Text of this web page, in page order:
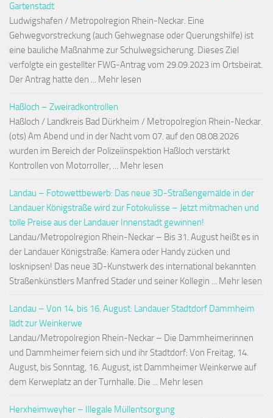
Gartenstadt
Ludwigshafen / Metropolregion Rhein-Neckar. Eine
Gehwegvorstreckung (auch Gehwegnase oder Querungshilfe) ist
eine bauliche Maßnahme zur Schulwegsicherung. Dieses Ziel
verfolgte ein gestellter FWG-Antrag vom 29.09.2023 im Ortsbeirat.
Der Antrag hatte den ... Mehr lesen
Haßloch – Zweiradkontrollen
Haßloch / Landkreis Bad Dürkheim / Metropolregion Rhein-Neckar.
(ots) Am Abend und in der Nacht vom 07. auf den 08.08.2026
wurden im Bereich der Polizeiinspektion Haßloch verstärkt
Kontrollen von Motorroller, ... Mehr lesen
Landau – Fotowettbewerb: Das neue 3D-Straßengemälde in der
Landauer Königstraße wird zur Fotokulisse – Jetzt mitmachen und
tolle Preise aus der Landauer Innenstadt gewinnen!
Landau/Metropolregion Rhein-Neckar – Bis 31. August heißt es in
der Landauer Königstraße: Kamera oder Handy zücken und
losknipsen! Das neue 3D-Kunstwerk des international bekannten
Straßenkünstlers Manfred Stader und seiner Kollegin ... Mehr lesen
Landau – Von 14. bis 16. August: Landauer Stadtdorf Dammheim
lädt zur Weinkerwe
Landau/Metropolregion Rhein-Neckar – Die Dammheimerinnen
und Dammheimer feiern sich und ihr Stadtdorf: Von Freitag, 14.
August, bis Sonntag, 16. August, ist Dammheimer Weinkerwe auf
dem Kerweplatz an der Turnhalle. Die ... Mehr lesen
Herxheimweyher – Illegale Müllentsorgung